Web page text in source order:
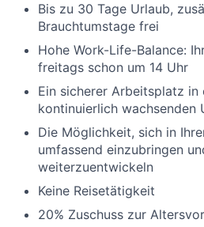
Bis zu 30 Tage Urlaub,
Brauchtumstage frei
Hohe Work-Life-Balance:
freitags schon um 14 Uhr
Ein sicherer Arbeitsplatz in
kontinuierlich wachsenden
Die Möglichkeit, sich in
umfassend einzubringen
weiterzuentwickeln
Keine Reisetätigkeit
20% Zuschuss zur